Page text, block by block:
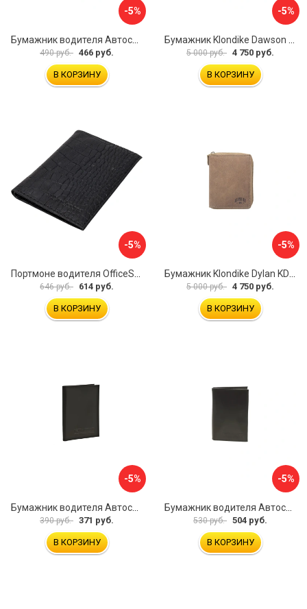
-5%
Бумажник водителя Автостоп БВЛ5Л-1
490 руб. 466 руб.
В КОРЗИНУ
-5%
Бумажник Klondike Dawson KD1124-03
5 000 руб. 4 750 руб.
В КОРЗИНУ
-5%
646 руб. 614 руб.
В КОРЗИНУ
-5%
5 000 руб. 4 750 руб.
В КОРЗИНУ
-5%
390 руб. 371 руб.
В КОРЗИНУ
-5%
530 руб. 504 руб.
В КОРЗИНУ